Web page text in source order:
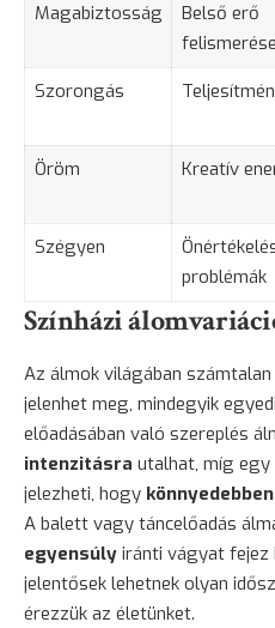
Magabiztosság
Belső erő
felismerése
Szorongás
Öröm
Kreatív
Szégyen
problémák
Színházi
Az álmok világában
jelenhet meg, mindegyik
előadásában való szereplés
intenzitásra utalhat, míg
jelezheti, hogy
A balett vagy táncelőadás
egyensúly iránti vágyat fejez
jelentősek lehetnek olyan
érezzük az életünket.